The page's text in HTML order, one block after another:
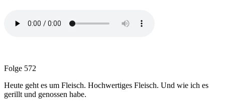
Folge 572
Heute geht es um Fleisch. Hochwertiges Fleisch. Und wie ich es
gerillt und genossen habe.